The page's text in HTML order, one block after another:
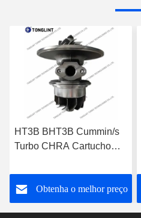
HT3B BHT3B Cummin/s
Turbo CHRA Cartucho
Diesel 3529040
Obtenha o melhor preço